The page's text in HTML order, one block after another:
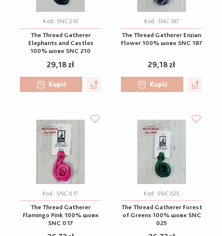
Kod: SNC 210
The Thread Gatherer
Elephants and Castles
100% шовк SNC 210
29,18 zł
Kupić
Kod: SNC 187
The Thread Gatherer Enzian
Flower 100% шовк SNC 187
29,18 zł
Kupić
Kod: SNC 017
The Thread Gatherer
Flamingo Pink 100% шовк
SNC 017
Kod: SNC 025
The Thread Gatherer Forest
of Greens 100% шовк SNC
025